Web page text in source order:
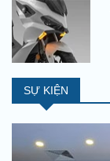
SỰ KIỆN